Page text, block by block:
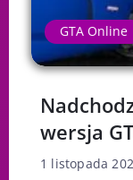
GTA Online
wersja
1 listopada